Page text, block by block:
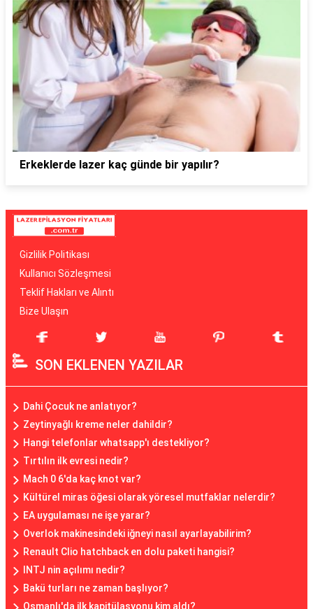
Erkeklerde lazer kaç günde bir yapılır?
Gizlilik Politikası
Kullanıcı Sözleşmesi
Teklif Hakları ve Alıntı
Bize Ulaşın
SON EKLENEN YAZILAR
Dahi Çocuk ne anlatıyor?
Zeytinyağlı kreme neler dahildir?
Hangi telefonlar whatsapp'ı destekliyor?
Tırtılın ilk evresi nedir?
Mach 0 6'da kaç knot var?
Kültürel miras öğesi olarak yöresel mutfaklar nelerdir?
EA uygulaması ne işe yarar?
Overlok makinesindeki iğneyi nasıl ayarlayabilirim?
Renault Clio hatchback en dolu paketi hangisi?
INTJ nin açılımı nedir?
Bakü turları ne zaman başlıyor?
Osmanlı'da ilk kapitülasyonu kim aldı?